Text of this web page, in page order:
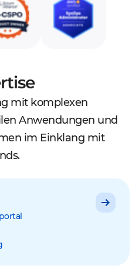
mit komplexen
Anwendungen und
im Einklang mit